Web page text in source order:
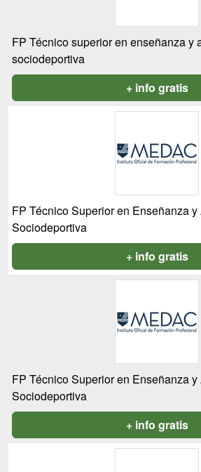
FP Técnico superior en enseñanza y
sociodeportiva
+ info gratis
FP Técnico Superior en Enseñanza
Sociodeportiva
+ info gratis
FP Técnico Superior en Enseñanza
Sociodeportiva
+ info gratis